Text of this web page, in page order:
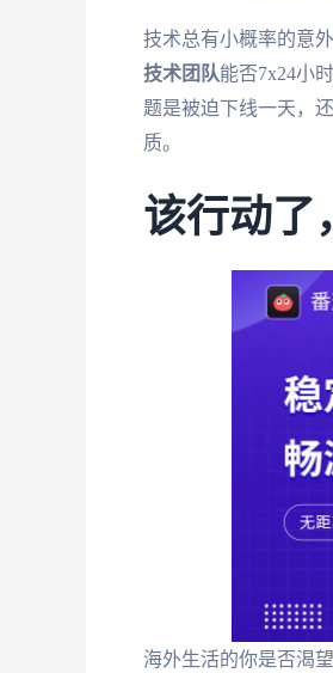
技术总有小概率的意
技术团队能否7x24小
题是被迫下线一天，
质。
该行动了
海外生活的你是否渴